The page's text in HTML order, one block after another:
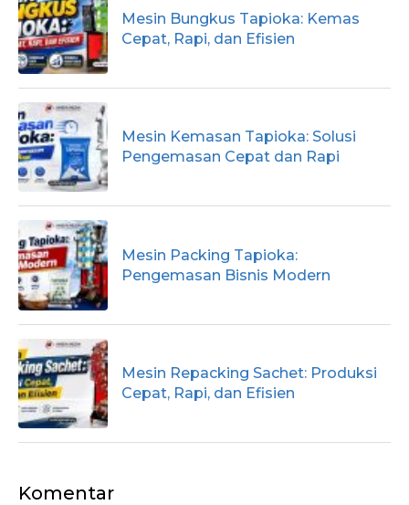
Mesin Bungkus Tapioka: Kemas
Cepat, Rapi, dan Efisien
Mesin Kemasan Tapioka: Solusi
Pengemasan Cepat dan Rapi
Mesin Packing Tapioka:
Pengemasan Bisnis Modern
Mesin Repacking Sachet: Produksi
Cepat, Rapi, dan Efisien
Komentar